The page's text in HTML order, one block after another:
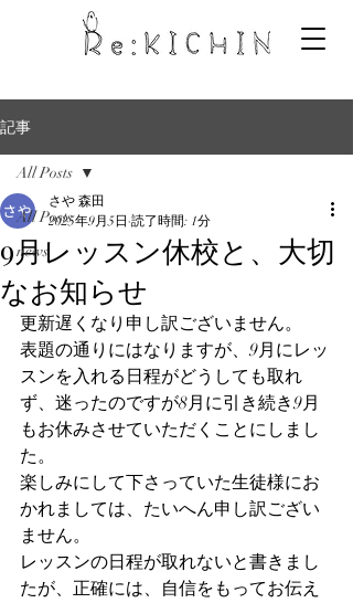
記事
All Posts
news
All Posts
9月レッスン休校と、大切
なお知らせ
さや 森田
2025年9月5日 読了時間: 1分
更新遅くなり申し訳ございません。
表題の通りにはなりますが、9月にレッ
スンを入れる日程がどうしても取れ
ず、迷ったのですが8月に引き続き9月
もお休みさせていただくことにしまし
た。
楽しみにして下さっていた生徒様にお
かれましては、たいへん申し訳ござい
ません。
レッスンの日程が取れないと書きまし
たが、正確には、自信をもってお伝え